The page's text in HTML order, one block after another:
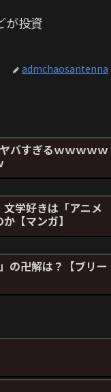
が投資
admchaosantenna
バすぎるｗｗｗｗｗ
文学好きは「アニメ
【マンガ】
の卍解は？【ブリー